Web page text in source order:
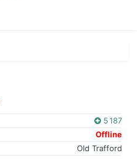
5 187
Offline
Old Trafford